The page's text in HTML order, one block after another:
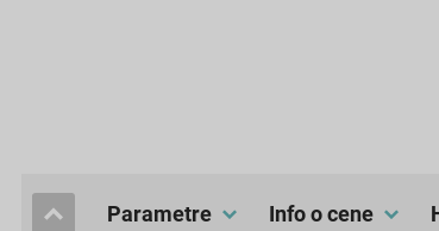
Parametre Info o cene